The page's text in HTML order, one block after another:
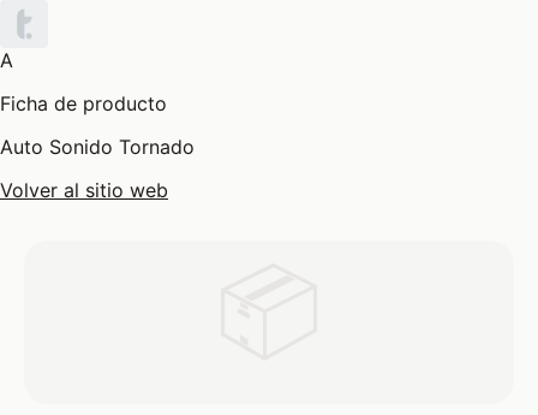
A
Ficha de producto
Auto Sonido Tornado
Volver al sitio web